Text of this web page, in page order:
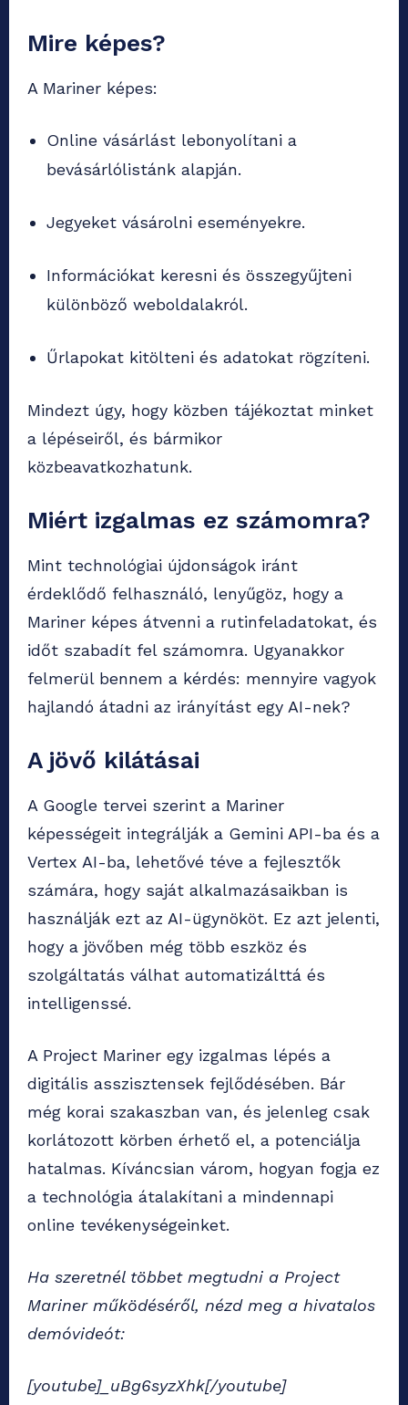
Mire képes?
A Mariner képes:
Online vásárlást lebonyolítani a
bevásárlólistánk alapján.
Jegyeket vásárolni eseményekre.
Információkat keresni és összegyűjteni
különböző weboldalakról.
Űrlapokat kitölteni és adatokat rögzíteni.
Mindezt úgy, hogy közben tájékoztat minket
a lépéseiről, és bármikor
közbeavatkozhatunk.
Miért izgalmas ez számomra?
Mint technológiai újdonságok iránt
érdeklődő felhasználó, lenyűgöz, hogy a
Mariner képes átvenni a rutinfeladatokat, és
időt szabadít fel számomra. Ugyanakkor
felmerül bennem a kérdés: mennyire vagyok
hajlandó átadni az irányítást egy AI-nek?
A jövő kilátásai
A Google tervei szerint a Mariner
képességeit integrálják a Gemini API-ba és a
Vertex AI-ba, lehetővé téve a fejlesztők
számára, hogy saját alkalmazásaikban is
használják ezt az AI-ügynököt. Ez azt jelenti,
hogy a jövőben még több eszköz és
szolgáltatás válhat automatizálttá és
intelligenssé.
A Project Mariner egy izgalmas lépés a
digitális asszisztensek fejlődésében. Bár
még korai szakaszban van, és jelenleg csak
korlátozott körben érhető el, a potenciálja
hatalmas. Kíváncsian várom, hogyan fogja ez
a technológia átalakítani a mindennapi
online tevékenységeinket.
Ha szeretnél többet megtudni a Project
Mariner működéséről, nézd meg a hivatalos
demóvideót:
[youtube]_uBg6syzXhk[/youtube]